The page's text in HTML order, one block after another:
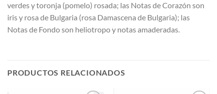
verdes y toronja (pomelo) rosada; las Notas de Corazón son
iris y rosa de Bulgaria (rosa Damascena de Bulgaria); las
Notas de Fondo son heliotropo y notas amaderadas.
PRODUCTOS RELACIONADOS